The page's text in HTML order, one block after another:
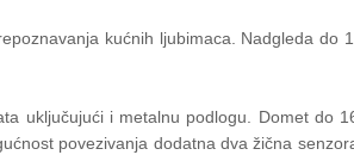
kućnih ljubimaca. Nadgleda do
uključujući i metalnu podlogu. Domet do
povezivanja dodatna dva žična